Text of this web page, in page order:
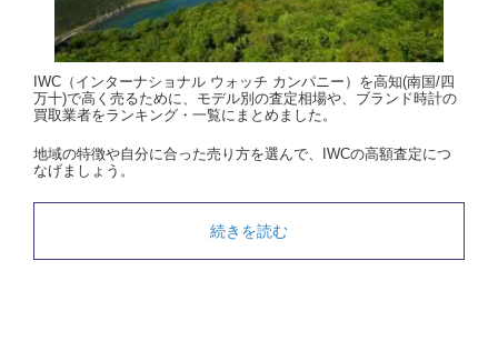
IWC（インターナショナル ウォッチ カンパニー）を高知(南国/四
万十)で高く売るために、モデル別の査定相場や、ブランド時計の
買取業者をランキング・一覧にまとめました。
地域の特徴や自分に合った売り方を選んで、IWCの高額査定につ
なげましょう。
続きを読む